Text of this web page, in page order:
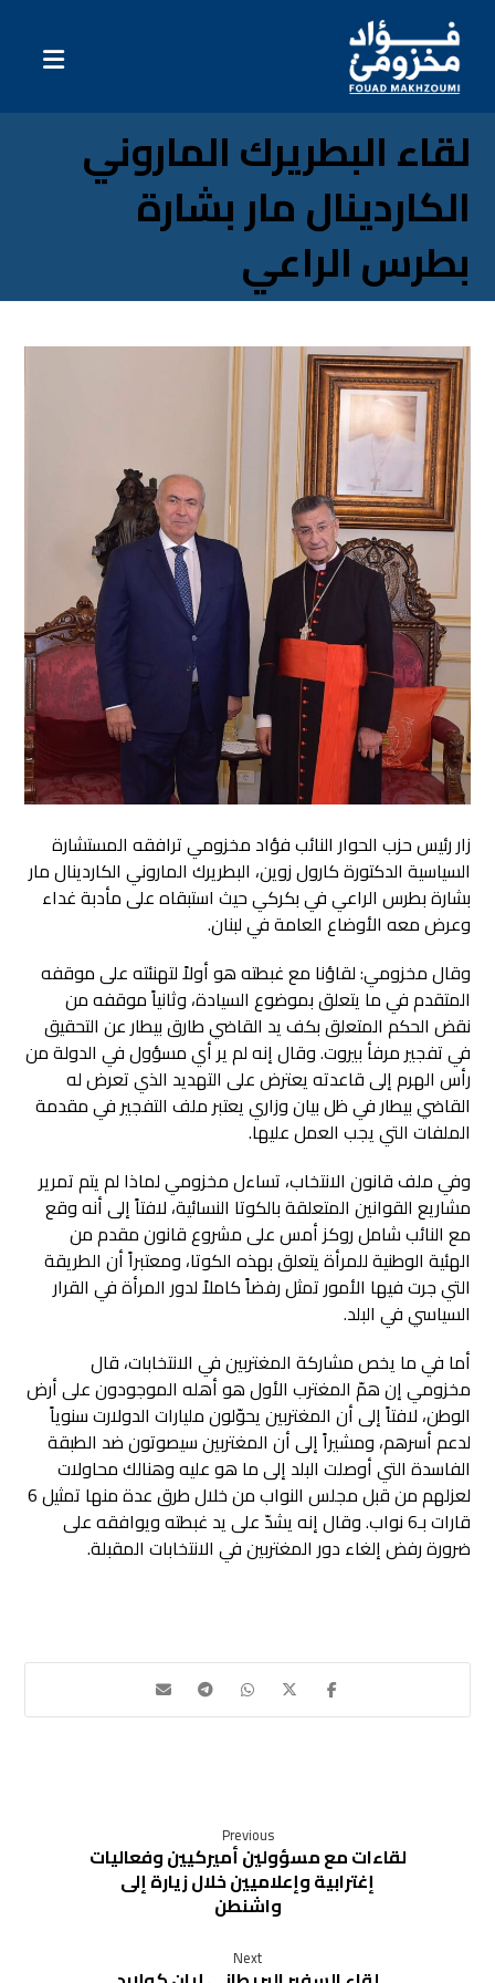
لقاء البطريرك الماروني
الكاردينال مار بشارة
بطرس الراعي
زار رئيس حزب الحوار النائب فؤاد مخزومي ترافقه المستشارة
السياسية الدكتورة كارول زوين، البطريرك الماروني الكاردينال مار
بشارة بطرس الراعي في بكركي حيث استبقاه على مأدبة غداء
وعرض معه الأوضاع العامة في لبنان.
وقال مخزومي: لقاؤنا مع غبطته هو أولاً لتهنئته على موقفه
المتقدم في ما يتعلق بموضوع السيادة، وثانياً موقفه من
نقض الحكم المتعلق بكف يد القاضي طارق بيطار عن التحقيق
في تفجير مرفأ بيروت. وقال إنه لم ير أي مسؤول في الدولة من
رأس الهرم إلى قاعدته يعترض على التهديد الذي تعرض له
القاضي بيطار في ظل بيان وزاري يعتبر ملف التفجير في مقدمة
الملفات التي يجب العمل عليها.
وفي ملف قانون الانتخاب، تساءل مخزومي لماذا لم يتم تمرير
مشاريع القوانين المتعلقة بالكوتا النسائية، لافتاً إلى أنه وقع
مع النائب شامل روكز أمس على مشروع قانون مقدم من
الهئية الوطنية للمرأة يتعلق بهذه الكوتا، ومعتبراً أن الطريقة
التي جرت فيها الأمور تمثل رفضاً كاملاً لدور المرأة في القرار
السياسي في البلد.
أما في ما يخص مشاركة المغتربين في الانتخابات، قال
مخزومي إن همّ المغترب الأول هو أهله الموجودون على أرض
الوطن، لافتاً إلى أن المغتربين يحوّلون مليارات الدولارت سنوياً
لدعم أسرهم، ومشيراً إلى أن المغتربين سيصوتون ضد الطبقة
الفاسدة التي أوصلت البلد إلى ما هو عليه وهنالك محاولات
لعزلهم من قبل مجلس النواب من خلال طرق عدة منها تمثيل 6
قارات بـ6 نواب. وقال إنه يشدّ على يد غبطته ويوافقه على
ضرورة رفض إلغاء دور المغتربين في الانتخابات المقبلة.
Previous
لقاءات مع مسؤولين أميركيين وفعاليات
إغترابية وإعلاميين خلال زيارة إلى
واشنطن
Next